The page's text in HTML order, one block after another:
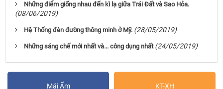
Những điểm giống nhau đến kì lạ giữa Trái Đất và Sao Hỏa.
(08/06/2019)
Hệ Thống đèn đường thông minh ở Mỹ. (28/05/2019)
Những sáng chế mới nhất và... công dụng nhất (24/05/2019)
Mái Ấm KT-XH